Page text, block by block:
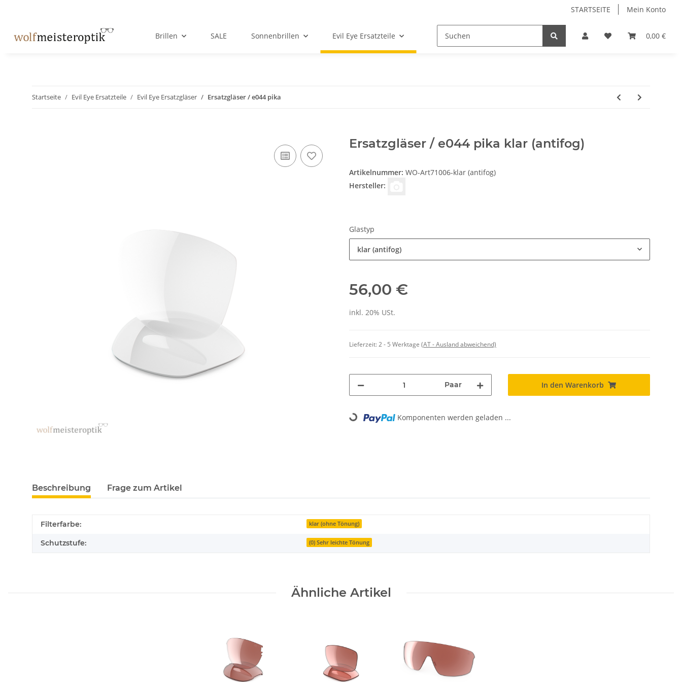
STARTSEITE Mein Konto
0,00 €
Brillen SALE Sonnenbrillen Evil Eye Ersatzteile
Startseite Evil Eye Ersatzteile Evil Eye Ersatzgläser Ersatzgläser / e044 pika
Ersatzgläser / e044 pika klar (antifog)
Artikelnummer: WO-Art71006-klar (antifog)
Hersteller:
Glastyp
klar (antifog)
56,00 €
inkl. 20% USt.
Lieferzeit:2 - 5 Werktage (AT - Ausland abweichend)
Paar In den Warenkorb
Loading... Komponenten werden geladen ...
Beschreibung Frage zum Artikel
Filterfarbe: klar (ohne Tönung)
Schutzstufe: (0) Sehr leichte Tönung
Ähnliche Artikel